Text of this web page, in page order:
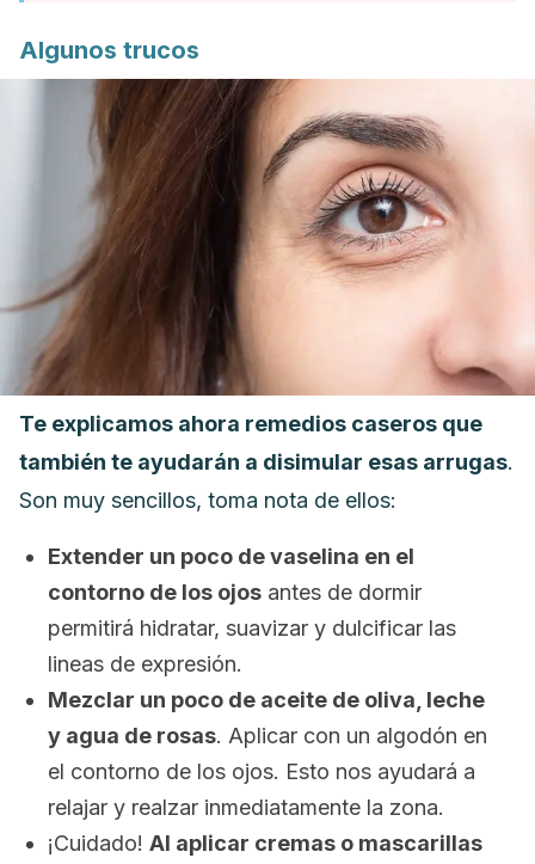
Algunos trucos
Te explicamos ahora remedios caseros que
también te ayudarán a disimular esas arrugas.
Son muy sencillos, toma nota de ellos:
Extender un poco de vaselina en el
contorno de los ojos antes de dormir
permitirá hidratar, suavizar y dulcificar las
lineas de expresión.
Mezclar un poco de aceite de oliva, leche
y agua de rosas. Aplicar con un algodón en
el contorno de los ojos. Esto nos ayudará a
relajar y realzar inmediatamente la zona.
¡Cuidado! Al aplicar cremas o mascarillas